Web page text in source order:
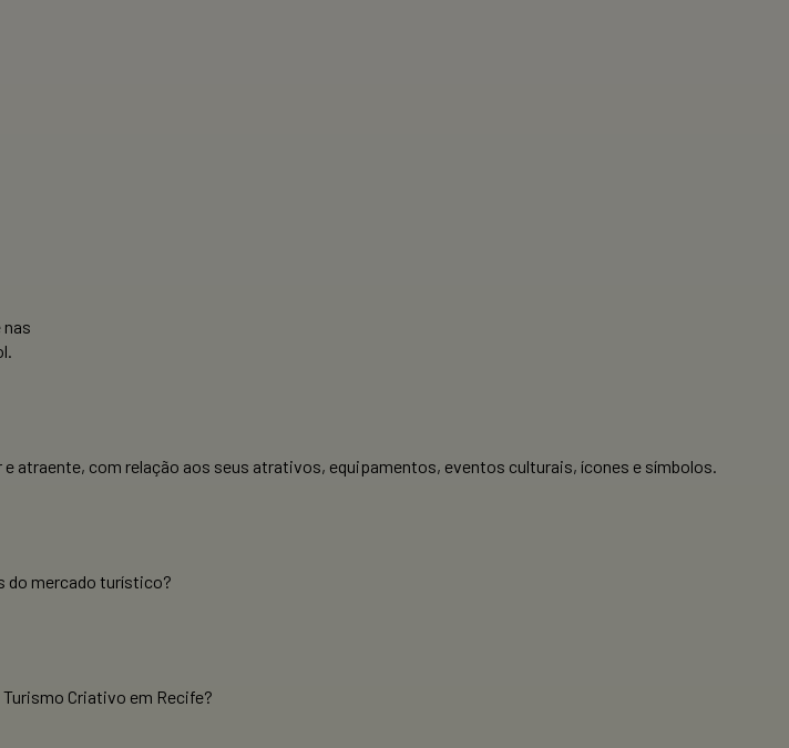
atraente, com relação aos seus atrativos, equipamentos, eventos culturais, ícones e símbolos.
do mercado turístico?
Criativo em Recife?